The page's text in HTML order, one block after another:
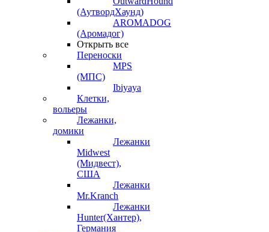
(АутвордХаунд)
AROMADOG
(Аромадог)
Открыть все
Переноски
MPS
(МПС)
Ibiyaya
Клетки,
вольеры
Лежанки,
домики
Лежанки
Midwest
(Мидвест),
США
Лежанки
Mr.Kranch
Лежанки
Hunter(Хантер),
Германия